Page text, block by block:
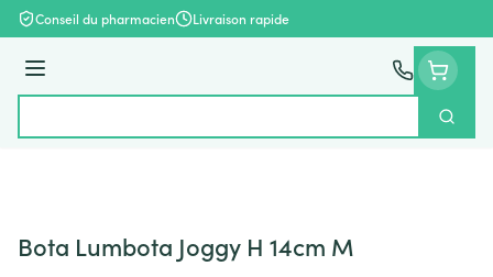
Aller au contenu
Conseil du pharmacien Livraison rapide
Menu
Bota Lumbota Joggy H 14cm M